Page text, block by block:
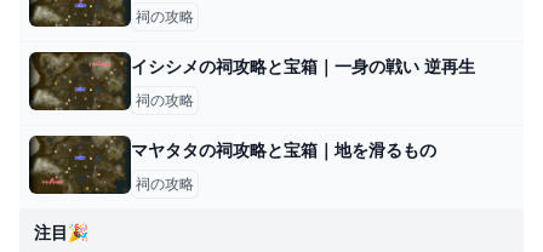
祠の攻略
イシシメの祠攻略と宝箱｜一身の戦い 逆再生
祠の攻略
マヤタタの祠攻略と宝箱｜地を滑るもの
祠の攻略
注目🎉